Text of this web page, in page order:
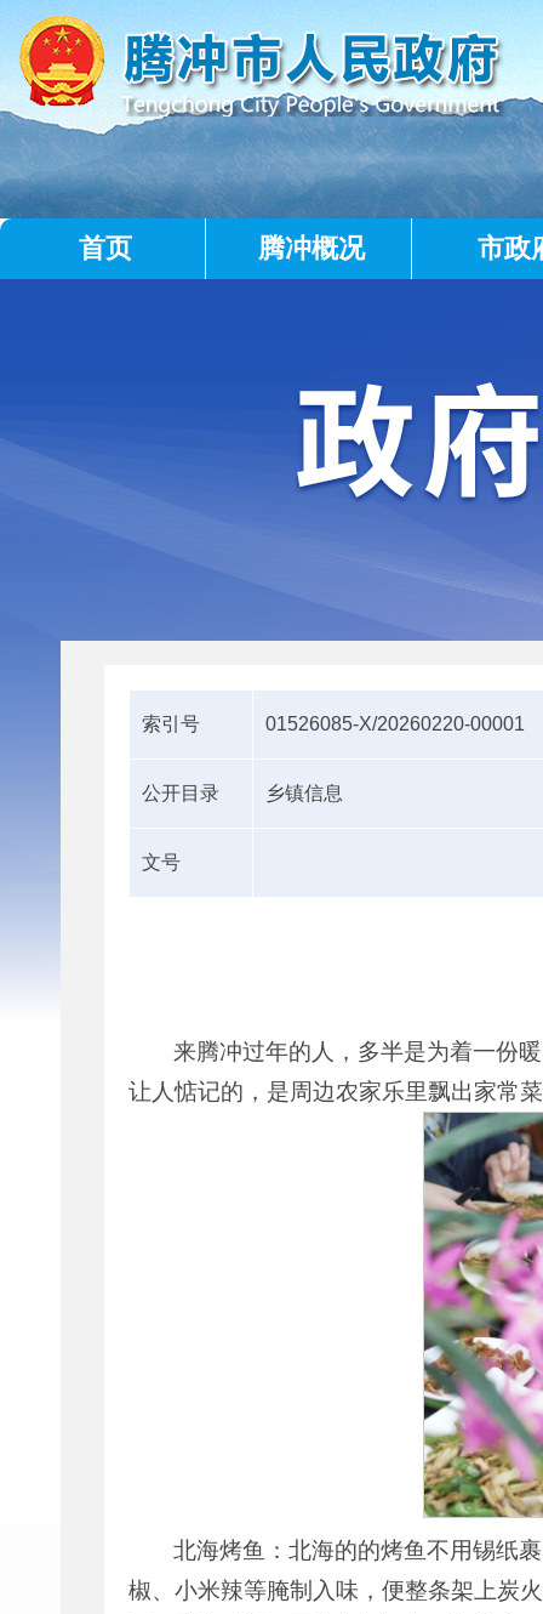
首页 腾冲概况 市政
索引号 01526085-X/20260220-00001
公开目录 乡镇信息
文号
来腾冲过年的人，多半是为着一份
让人惦记的，是周边农家乐里飘出家常
北海烤鱼：北海的的烤鱼不用锡纸
椒、小米辣等腌制入味，便整条架上炭